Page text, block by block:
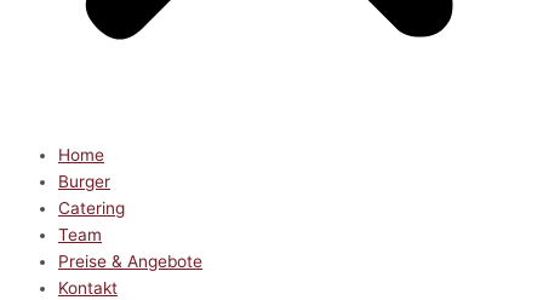
Home
Burger
Catering
Team
Preise & Angebote
Kontakt